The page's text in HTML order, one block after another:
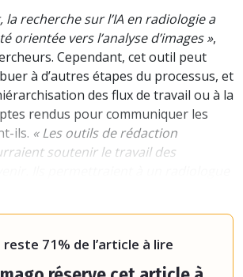
la recherche sur l’IA en radiologie a
orientée vers l’analyse d’images »,
Cependant, cet outil peut
à d’autres étapes du processus, et
des flux de travail ou à la
rendus pour communiquer les
ils. « Les outils de rédaction
soutenir le travail des
du patient », écrivent-ils.
reste 71% de l’article à lire